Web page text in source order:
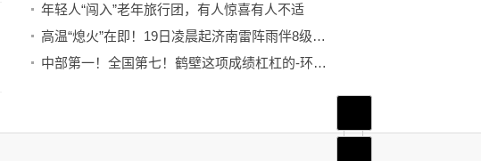
年轻人“闯入”老年旅行团，有人惊喜有人不适
高温“熄火”在即！19日凌晨起济南雷阵雨伴8级风 局地或有大雨_天天新消息
中部第一！全国第七！鹤壁这项成绩杠杠的-环球资讯